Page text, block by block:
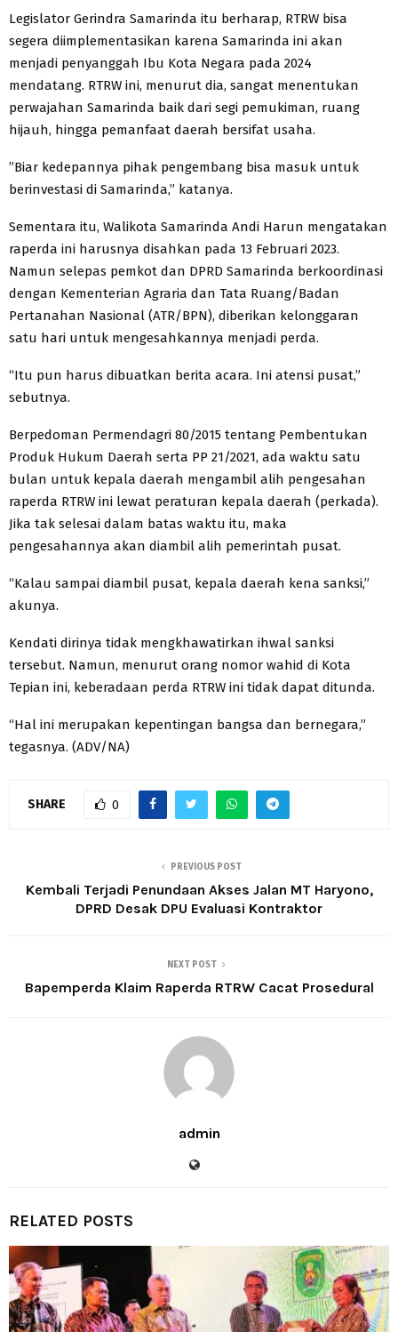
Legislator Gerindra Samarinda itu berharap, RTRW bisa
segera diimplementasikan karena Samarinda ini akan
menjadi penyanggah Ibu Kota Negara pada 2024
mendatang. RTRW ini, menurut dia, sangat menentukan
perwajahan Samarinda baik dari segi pemukiman, ruang
hijauh, hingga pemanfaat daerah bersifat usaha.
”Biar kedepannya pihak pengembang bisa masuk untuk
berinvestasi di Samarinda,” katanya.
Sementara itu, Walikota Samarinda Andi Harun mengatakan
raperda ini harusnya disahkan pada 13 Februari 2023.
Namun selepas pemkot dan DPRD Samarinda berkoordinasi
dengan Kementerian Agraria dan Tata Ruang/Badan
Pertanahan Nasional (ATR/BPN), diberikan kelonggaran
satu hari untuk mengesahkannya menjadi perda.
“Itu pun harus dibuatkan berita acara. Ini atensi pusat,”
sebutnya.
Berpedoman Permendagri 80/2015 tentang Pembentukan
Produk Hukum Daerah serta PP 21/2021, ada waktu satu
bulan untuk kepala daerah mengambil alih pengesahan
raperda RTRW ini lewat peraturan kepala daerah (perkada).
Jika tak selesai dalam batas waktu itu, maka
pengesahannya akan diambil alih pemerintah pusat.
“Kalau sampai diambil pusat, kepala daerah kena sanksi,”
akunya.
Kendati dirinya tidak mengkhawatirkan ihwal sanksi
tersebut. Namun, menurut orang nomor wahid di Kota
Tepian ini, keberadaan perda RTRW ini tidak dapat ditunda.
“Hal ini merupakan kepentingan bangsa dan bernegara,”
tegasnya. (ADV/NA)
SHARE 0
PREVIOUS POST
Kembali Terjadi Penundaan Akses Jalan MT Haryono,
DPRD Desak DPU Evaluasi Kontraktor
NEXT POST
Bapemperda Klaim Raperda RTRW Cacat Prosedural
admin
RELATED POSTS